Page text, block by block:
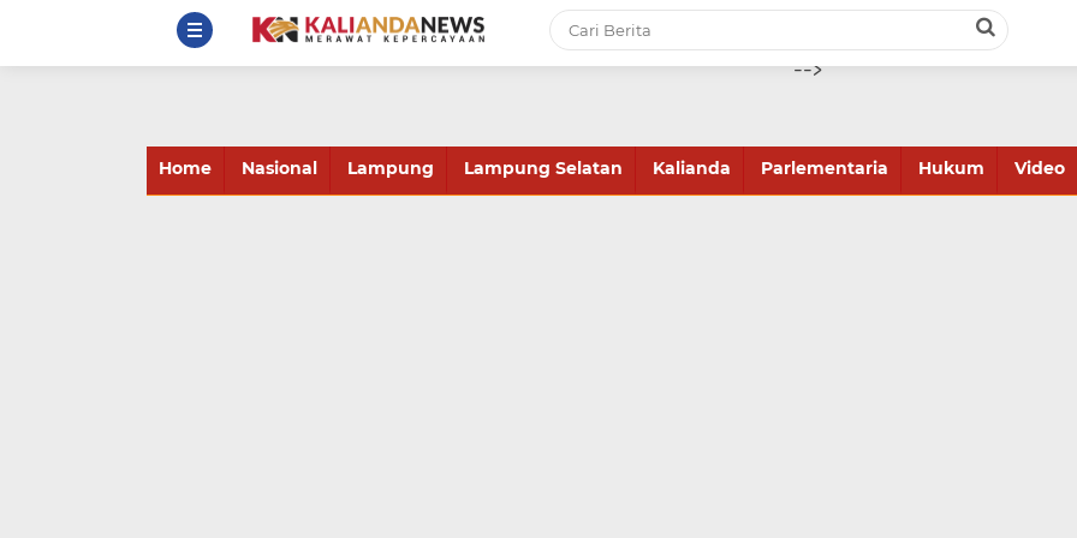
-->
Home Nasional Lampung Lampung Selatan Kalianda Parlementaria Hukum Video